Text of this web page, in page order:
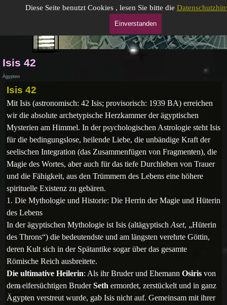
Diese Seite benutzt Cookies , lesen Sie bitte die
Einverstanden
Direkt zum SeiteninhaltGabrielle Moog, gepr. Astrologin (DAV)
Menü überspringen
Menü überspringen
Isis 42
Ägypten
Isis 42
Mit Isis (astronomisch: 42 Isis; provisorisch: 1939 BA) erreichen
wir die absolute archetypische Herzkammer der ägyptischen
Mysterien am Himmel. In der psychologischen Astrologie steht Isis
für die bedingungslose, heilende Liebe, die unbändige Kraft der
seelischen Integration (das Zusammenfügen von Fragmenten), die
Magie des Wortes, aber auch für das tiefe Durchleben von Trauer
und die Fähigkeit, aus den Trümmern des Lebens eine höhere
spirituelle Existenz zu gebären.
1. Die Mythologie und Historie: Die Herrin der Magie und Hüterin
des Lebens
In der ägyptischen Mythologie ist Isis (altägyptisch Aset, „Hüterin
des Throns“) die bedeutendste und am längsten verehrte Göttin,
deren Kult sich in der Spätantike sogar über das gesamte
Römische Reich ausbreitete.
Die ultimative Heilerin: Als ihr Bruder und Ehemann Osiris von
dem eifersüchtigen BruderSeth ermordet, zerstückelt und in ganz
Ägypten verstreut wurde, gab Isis nicht auf. Gemeinsam mit ihrer